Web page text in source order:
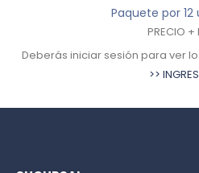
Paquete por 12
PRECIO +
Deberás iniciar sesión para ver
>>